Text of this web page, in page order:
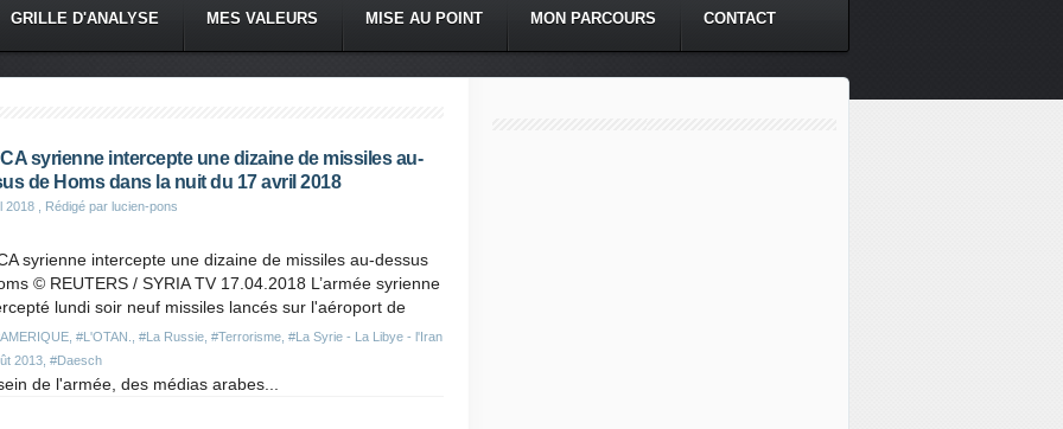
GRILLE D'ANALYSE MES VALEURS MISE AU POINT MON PARCOURS CONTACT
syrienne intercepte une dizaine de missiles au-
de Homs dans la nuit du 17 avril 2018
2018 , Rédigé par lucien-pons
#L'OTAN. #La Russie #Terrorisme #La Syrie - La Libye - l'Iran
2013 #Daesch
syrienne intercepte une dizaine de missiles au-dessus
© REUTERS / SYRIA TV 17.04.2018 L’armée syrienne
lundi soir neuf missiles lancés sur l'aéroport de
de l'armée, des médias arabes...